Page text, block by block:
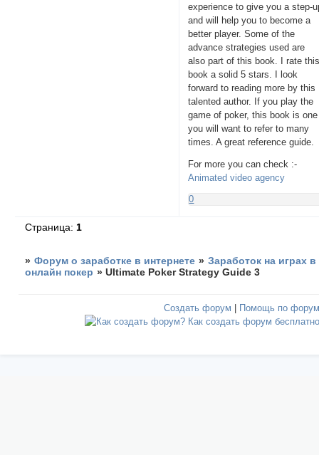
experience to give you a step-
and will help you to become a
better player. Some of the
advance strategies used are
also part of this book. I rate
book a solid 5 stars. I look
forward to reading more by this
talented author. If you play the
game of poker, this book is one
you will want to refer to many
times. A great reference guide.
For more you can check :-
Animated video agency
0
Страница: 1
» Форум о заработке в интернете » Заработок на играх в
онлайн покер »Ultimate Poker Strategy Guide 3
Создать форум | Помощь по